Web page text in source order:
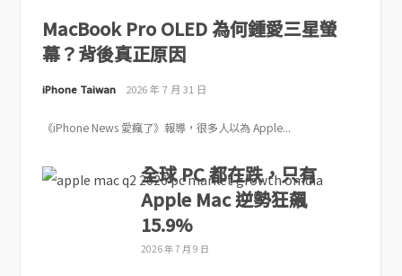
MacBook Pro OLED 為何鍾愛三星螢
幕？背後真正原因
iPhone Taiwan 2026 年 7 月 31 日
《iPhone News 愛瘋了》報導，很多人以為 Apple...
全球 PC 都在跌，只有
Apple Mac 逆勢狂飆
15.9%
2026 年 7 月 9 日